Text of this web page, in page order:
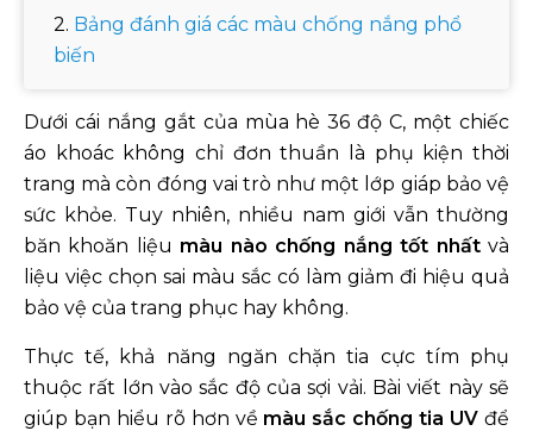
Dưới cái nắng gắt của mùa hè 36 độ C, một chiếc
áo khoác không chỉ đơn thuần là phụ kiện thời
trang mà còn đóng vai trò như một lớp giáp bảo vệ
sức khỏe. Tuy nhiên, nhiều nam giới vẫn thường
băn khoăn liệu màu nào chống nắng tốt nhấtvà
liệu việc chọn sai màu sắc có làm giảm đi hiệu quả
bảo vệ của trang phục hay không.
Thực tế, khả năng ngăn chặn tia cực tím phụ
thuộc rất lớn vào sắc độ của sợi vải. Bài viết này sẽ
giúp bạn hiểu rõ hơn về màu sắc chống tia UV để
Bảng đánh giá các màu chống nắng phổ
biến
năng chống nắng của quần áo?
Chỉ số UPF
Chất liệu vải
Mật độ dệt và độ dày vải
Form dáng và độ che phủ
Nên chọn áo chống nắng màu sáng hay
Câu hỏi thường gặp?
Tại sao màu sáng chống nắng kém hơn?